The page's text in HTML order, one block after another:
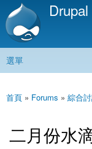
主選單
選單
您在這裡
首頁 » Forums » 綜合
二月份水